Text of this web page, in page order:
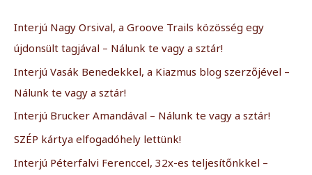
Interjú Nagy Orsival, a Groove Trails közösség egy
újdonsült tagjával – Nálunk te vagy a sztár!
Interjú Vasák Benedekkel, a Kiazmus blog szerzőjével –
Nálunk te vagy a sztár!
Interjú Brucker Amandával – Nálunk te vagy a sztár!
SZÉP kártya elfogadóhely lettünk!
Interjú Péterfalvi Ferenccel, 32x-es teljesítőnkkel –